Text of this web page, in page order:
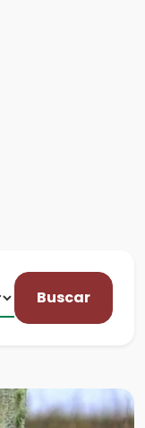
Buscar